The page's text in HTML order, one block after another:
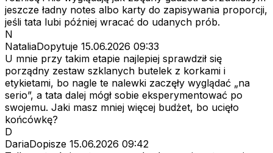
jeszcze ładny notes albo karty do zapisywania proporcji,
jeśli tata lubi później wracać do udanych prób.
N
NataliaDopytuje 15.06.2026 09:33
U mnie przy takim etapie najlepiej sprawdził się
porządny zestaw szklanych butelek z korkami i
etykietami, bo nagle te nalewki zaczęły wyglądać „na
serio”, a tata dalej mógł sobie eksperymentować po
swojemu. Jaki masz mniej więcej budżet, bo ucięło
końcówkę?
D
DariaDopisze 15.06.2026 09:42